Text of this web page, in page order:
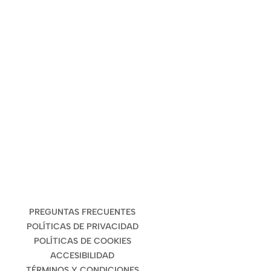
PREGUNTAS FRECUENTES
POLÍTICAS DE PRIVACIDAD
POLÍTICAS DE COOKIES
ACCESIBILIDAD